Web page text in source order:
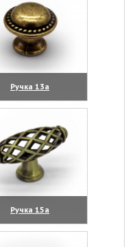
Ручка 13а
(увеличить)
Ручка 15а
(увеличить)